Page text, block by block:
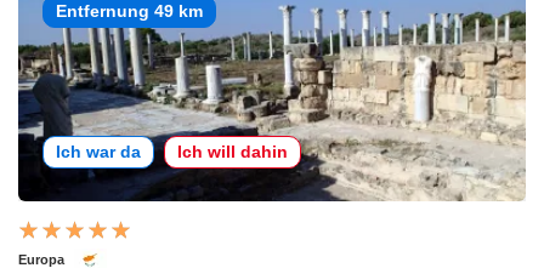
Entfernung 49 km
Ich war da Ich will dahin
Europa